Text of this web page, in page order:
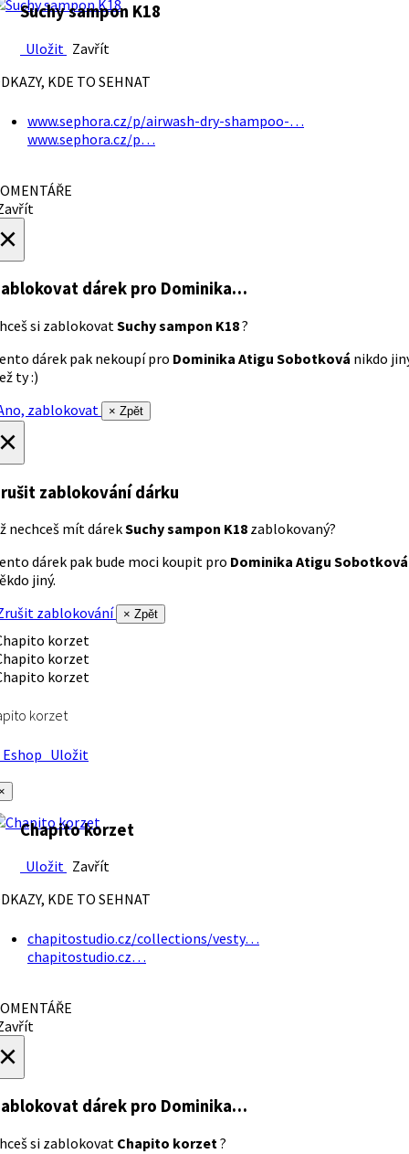
Suchy sampon K18
Uložit Zavřít
KDE TO SEHNAT
www.sephora.cz/p/airwash-dry-shampoo-…
www.sephora.cz/p…
dárek pro Dominika…
si zablokovatSuchy sampon K18?
dárek pak nekoupí pro Dominika Atigu Sobotková nikdo
ty :)
zablokovat
× Zpět
zablokování dárku
nechceš mít dárekSuchy sampon K18 zablokovaný?
dárek pak bude moci koupit pro Dominika Atigu Sobotková
jiný.
zablokování
× Zpět
korzet
Uložit
Chapito korzet
Uložit Zavřít
KDE TO SEHNAT
chapitostudio.cz/collections/vesty…
chapitostudio.cz…
dárek pro Dominika…
si zablokovat Chapito korzet?